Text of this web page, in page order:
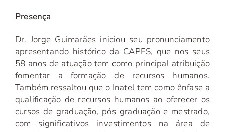
Presença
Dr. Jorge Guimarães iniciou seu pronunciamento
apresentando histórico da CAPES, que nos seus
58 anos de atuação tem como principal atribuição
fomentar a formação de recursos humanos.
Também ressaltou que o Inatel tem como ênfase a
qualificação de recursos humanos ao oferecer os
cursos de graduação, pós-graduação e mestrado,
com significativos investimentos na área de